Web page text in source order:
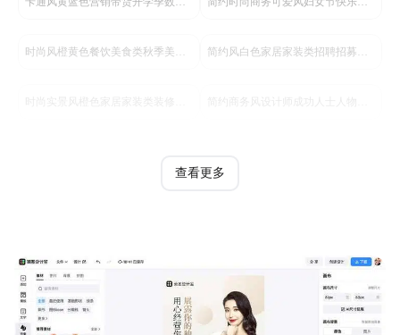
时尚风橙黄色餐饮美食类秋季美食市集活动营销手机海报 简约风白色家居家装类招聘招募手机海报
查看更多